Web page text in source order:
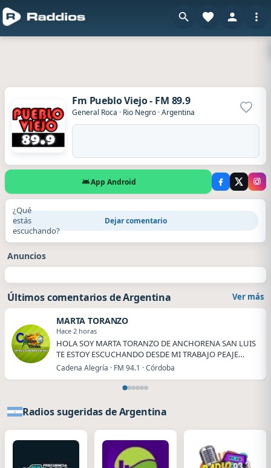
Fm Pueblo Viejo - FM 89.9
General Roca · Rio Negro ·Argentina
App Android
¿Qué
estás
escuchando?
Dejar comentario
Anuncios
Últimos comentarios de Argentina Ver más
MARTA TORANZO
Hace 2 horas
HOLA SOY MARTA TORANZO DE ANCHORENA SAN LUIS
TE ESTOY ESCUCHANDO DESDE MI TRABAJO PEAJE
ANCHORENA.
Cadena Alegría · FM 94.1 · Córdoba
Radios sugeridas de Argentina